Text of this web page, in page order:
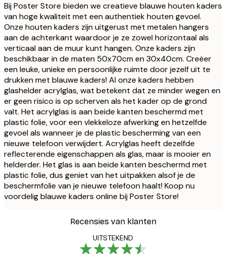
Bij Poster Store bieden we creatieve blauwe houten kaders
van hoge kwaliteit met een authentiek houten gevoel.
Onze houten kaders zijn uitgerust met metalen hangers
aan de achterkant waardoor je ze zowel horizontaal als
verticaal aan de muur kunt hangen. Onze kaders zijn
beschikbaar in de maten 50x70cm en 30x40cm. Creëer
een leuke, unieke en persoonlijke ruimte door jezelf uit te
drukken met blauwe kaders! Al onze kaders hebben
glashelder acrylglas, wat betekent dat ze minder wegen en
er geen risico is op scherven als het kader op de grond
valt. Het acrylglas is aan beide kanten beschermd met
plastic folie, voor een vlekkeloze afwerking en hetzelfde
gevoel als wanneer je de plastic bescherming van een
nieuwe telefoon verwijdert. Acrylglas heeft dezelfde
reflecterende eigenschappen als glas, maar is mooier en
helderder. Het glas is aan beide kanten beschermd met
plastic folie, dus geniet van het uitpakken alsof je de
beschermfolie van je nieuwe telefoon haalt! Koop nu
voordelig blauwe kaders online bij Poster Store!
Recensies van klanten
UITSTEKEND